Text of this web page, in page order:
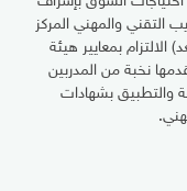
التقني والمهني المركز
الالتزام بمعايير هيئة
نخبة من المدربين
والتطبيق بشهادات